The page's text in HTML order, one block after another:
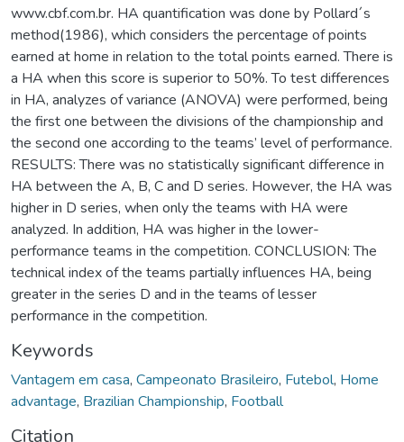
www.cbf.com.br. HA quantification was done by Pollard´s
method(1986), which considers the percentage of points
earned at home in relation to the total points earned. There is
a HA when this score is superior to 50%. To test differences
in HA, analyzes of variance (ANOVA) were performed, being
the first one between the divisions of the championship and
the second one according to the teams’ level of performance.
RESULTS: There was no statistically significant difference in
HA between the A, B, C and D series. However, the HA was
higher in D series, when only the teams with HA were
analyzed. In addition, HA was higher in the lower-
performance teams in the competition. CONCLUSION: The
technical index of the teams partially influences HA, being
greater in the series D and in the teams of lesser
performance in the competition.
Keywords
Vantagem em casa, Campeonato Brasileiro, Futebol, Home
advantage, Brazilian Championship, Football
Citation